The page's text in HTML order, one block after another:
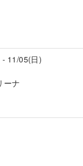
11/05(日)
ーナ